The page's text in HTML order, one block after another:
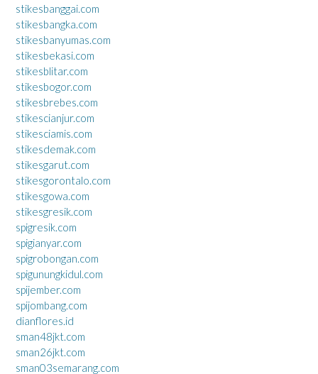
stikesbanggai.com
stikesbangka.com
stikesbanyumas.com
stikesbekasi.com
stikesblitar.com
stikesbogor.com
stikesbrebes.com
stikescianjur.com
stikesciamis.com
stikesdemak.com
stikesgarut.com
stikesgorontalo.com
stikesgowa.com
stikesgresik.com
spigresik.com
spigianyar.com
spigrobongan.com
spigunungkidul.com
spijember.com
spijombang.com
dianflores.id
sman48jkt.com
sman26jkt.com
sman03semarang.com